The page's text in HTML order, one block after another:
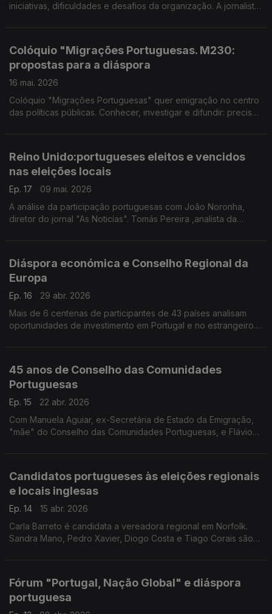
iniciativas, dificuldades e desafios da organização. A jornalista
Colóquio "Migrações Portuguesas. M230:
propostas para a diáspora
16 mai. 2026
Colóquio "Migrações Portuguesas" quer emigração no centro
das políticas públicas. Conhecer, investigar e difundir: precisa-
Reino Unido:portugueses eleitos e vencidos
nas eleições locais
Ep. 17
09 mai. 2026
A análise da participação portuguesas com João Noronha,
diretor do jornal "As Noticías". Tomás Pereira ,analista da
Diáspora económica e Conselho Regional da
Europa
Ep. 16
29 abr. 2026
Mais de 6 centenas de participantes de 43 países analisam
oportunidades de investimento em Portugal e no estrangeiro. É
45 anos de Conselho das Comunidades
Portuguesas
Ep. 15
22 abr. 2026
Com Manuela Aguiar, ex-Secretária de Estado da Emigração,
"mãe" do Conselho das Comunidades Portuguesas, e Flávio
Candidatos portugueses às eleições regionais
e locais inglesas
Ep. 14
15 abr. 2026
Carla Barreto é candidata a vereadora regional em Norfolk.
Sandra Mano, Pedro Xavier, Diogo Costa e Tiago Corais são
Fórum "Portugal, Nação Global" e diáspora
portuguesa